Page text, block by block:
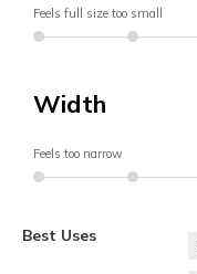
Feels full size too small
Width
Feels too narrow
Best Uses